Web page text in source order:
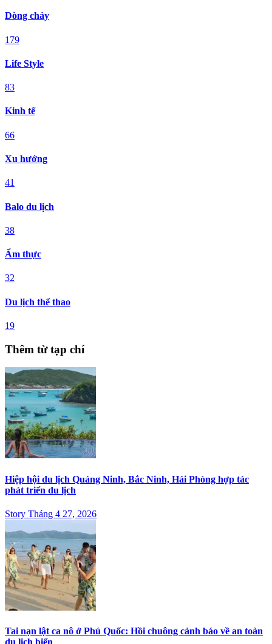
Dòng chảy
179
Life Style
83
Kinh tế
66
Xu hướng
41
Balo du lịch
38
Ẩm thực
32
Du lịch thể thao
19
Thêm từ tạp chí
Hiệp hội du lịch Quảng Ninh, Bắc Ninh, Hải Phòng hợp tác
phát triển du lịch
Story Tháng 4 27, 2026
Tai nạn lật ca nô ở Phú Quốc: Hồi chuông cảnh báo về an toàn
du lịch biển